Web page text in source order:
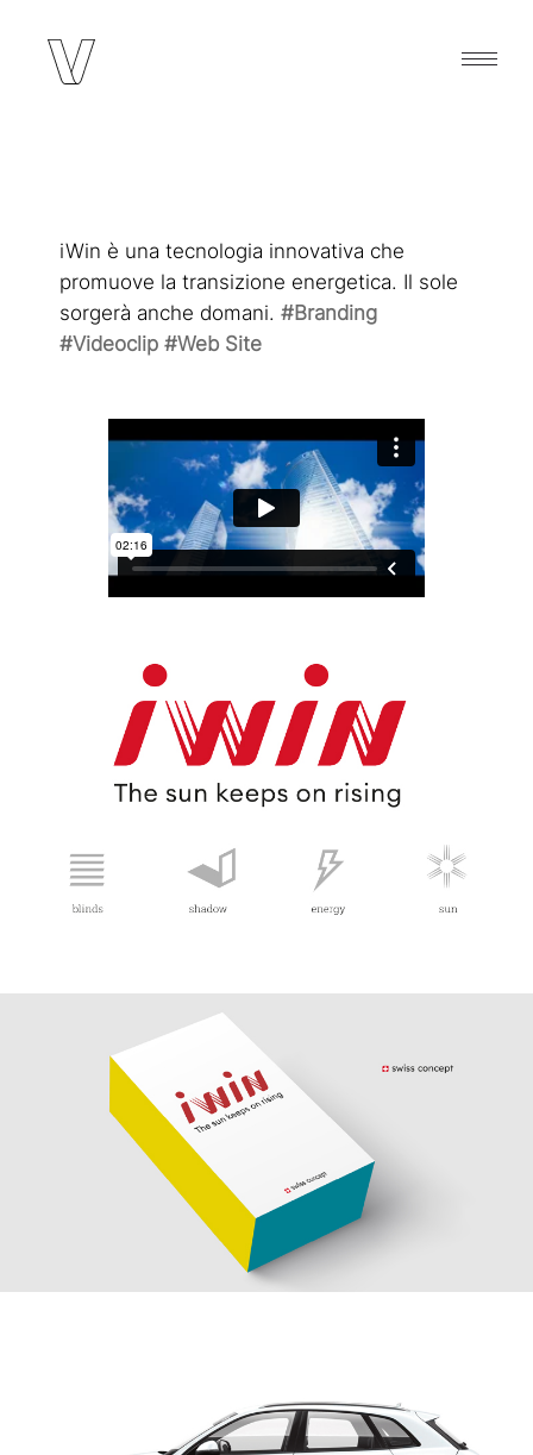
iWin è una tecnologia innovativa che
promuove la transizione energetica. Il sole
sorgerà anche domani. #Branding
#Videoclip #Web Site